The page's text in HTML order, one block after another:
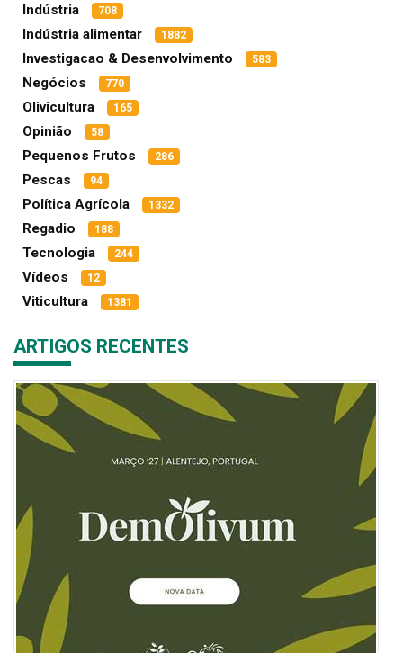
Indústria 708
Indústria alimentar 1882
Investigacao & Desenvolvimento 583
Negócios 770
Olivicultura 165
Opinião 58
Pequenos Frutos 286
Pescas 94
Política Agrícola 1332
Regadio 188
Tecnologia 244
Vídeos 12
Viticultura 1381
ARTIGOS RECENTES